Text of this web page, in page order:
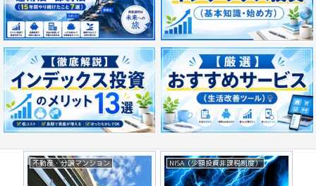
不動産・分譲マンション NISA（少額投資非課税制度）